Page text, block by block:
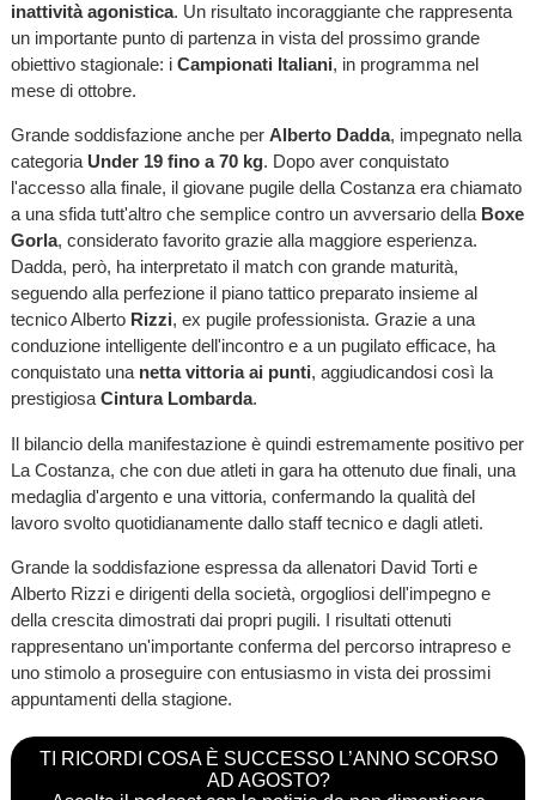
inattività agonistica. Un risultato incoraggiante che rappresenta
un importante punto di partenza in vista del prossimo grande
obiettivo stagionale: i Campionati Italiani, in programma nel
mese di ottobre.
Grande soddisfazione anche per Alberto Dadda, impegnato nella
categoria Under 19 fino a 70 kg. Dopo aver conquistato
l'accesso alla finale, il giovane pugile della Costanza era chiamato
a una sfida tutt'altro che semplice contro un avversario della Boxe
Gorla, considerato favorito grazie alla maggiore esperienza.
Dadda, però, ha interpretato il match con grande maturità,
seguendo alla perfezione il piano tattico preparato insieme al
tecnico Alberto Rizzi, ex pugile professionista. Grazie a una
conduzione intelligente dell'incontro e a un pugilato efficace, ha
conquistato una netta vittoria ai punti, aggiudicandosi così la
prestigiosa Cintura Lombarda.
Il bilancio della manifestazione è quindi estremamente positivo per
La Costanza, che con due atleti in gara ha ottenuto due finali, una
medaglia d'argento e una vittoria, confermando la qualità del
lavoro svolto quotidianamente dallo staff tecnico e dagli atleti.
Grande la soddisfazione espressa da allenatori David Torti e
Alberto Rizzi e dirigenti della società, orgogliosi dell'impegno e
della crescita dimostrati dai propri pugili. I risultati ottenuti
rappresentano un'importante conferma del percorso intrapreso e
uno stimolo a proseguire con entusiasmo in vista dei prossimi
appuntamenti della stagione.
TI RICORDI COSA È SUCCESSO L’ANNO SCORSO
AD AGOSTO?